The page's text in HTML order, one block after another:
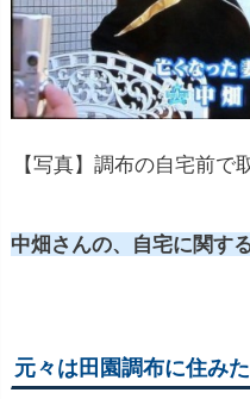
【写真】調布の自宅前で
中畑さんの、自宅に関す
元々は田園調布に住み